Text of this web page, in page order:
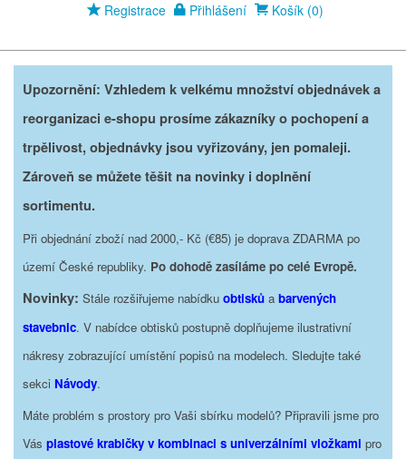
Registrace Přihlášení Košík (0)
Upozornění: Vzhledem k velkému množství objednávek a
reorganizaci e-shopu prosíme zákazníky o pochopení a
trpělivost, objednávky jsou vyřizovány, jen pomaleji.
Zároveň se můžete těšit na novinky i doplnění
sortimentu.
Při objednání zboží nad 2000,- Kč (€85) je doprava ZDARMA po
území České republiky. Po dohodě zasíláme po celé Evropě.
Novinky: Stále rozšiřujeme nabídku obtisků a barvených
stavebnic. V nabídce obtisků postupně doplňujeme ilustrativní
nákresy zobrazující umístění popisů na modelech. Sledujte také
sekci Návody.
Máte problém s prostory pro Vaši sbírku modelů? Připravili jsme pro
Vás plastové krabičky v kombinaci s univerzálními vložkami pro